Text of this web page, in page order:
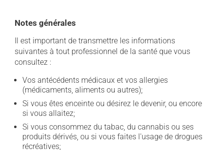
Notes générales
Il est important de transmettre les informations
suivantes à tout professionnel de la santé que vous
consultez :
Vos antécédents médicaux et vos allergies
(médicaments, aliments ou autres);
Si vous êtes enceinte ou désirez le devenir, ou encore
si vous allaitez;
Si vous consommez du tabac, du cannabis ou ses
produits dérivés, ou si vous faites l'usage de drogues
récréatives;